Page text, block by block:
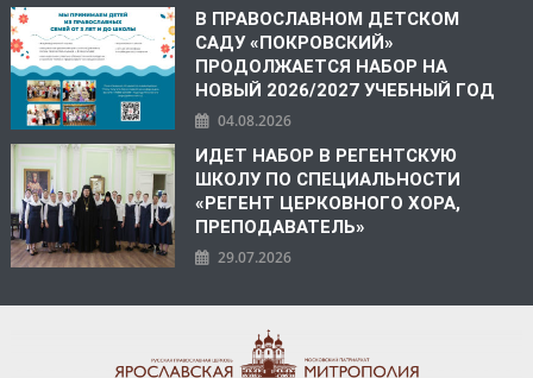
В ПРАВОСЛАВНОМ ДЕТСКОМ
САДУ «ПОКРОВСКИЙ»
ПРОДОЛЖАЕТСЯ НАБОР НА
НОВЫЙ 2026/2027 УЧЕБНЫЙ ГОД
04.08.2026
ИДЕТ НАБОР В РЕГЕНТСКУЮ
ШКОЛУ ПО СПЕЦИАЛЬНОСТИ
«РЕГЕНТ ЦЕРКОВНОГО ХОРА,
ПРЕПОДАВАТЕЛЬ»
29.07.2026